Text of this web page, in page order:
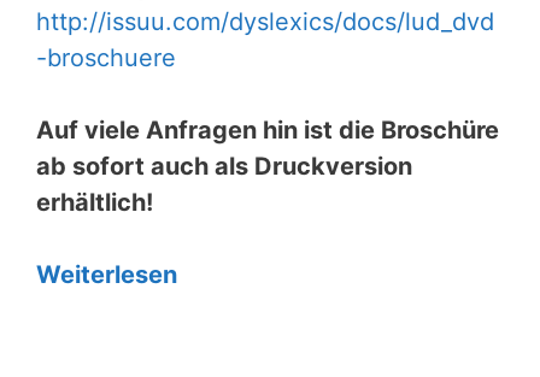
http://issuu.com/dyslexics/docs/lud_dvd
-broschuere
Auf viele Anfragen hin ist die Broschüre
ab sofort auch als Druckversion
erhältlich!
Weiterlesen